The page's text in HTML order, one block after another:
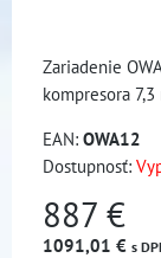
Zariadenie
kompresora
EAN: OWA12
Dostupnosť:
887 €
1091,01 € s